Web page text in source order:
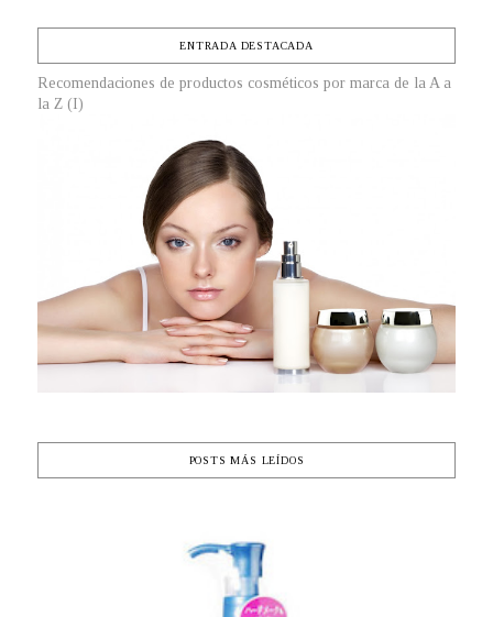
ENTRADA DESTACADA
Recomendaciones de productos cosméticos por marca de la A a
la Z (I)
POSTS MÁS LEÍDOS